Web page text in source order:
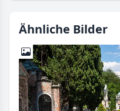
Ähnliche Bilder